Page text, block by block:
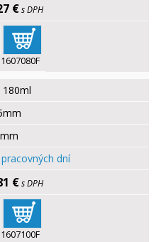
€ s DPH
180ml
dní
€ s DPH